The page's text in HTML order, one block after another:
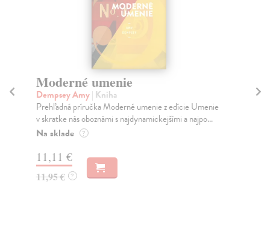
Moderné umenie
Dempsey Amy| Kniha
Prehľadná príručka Moderné umenie z edície Umenie
v skratke nás oboznámi s najdynamickejšími a najpo...
Na sklade ?
11,11 €
11,95 € ?